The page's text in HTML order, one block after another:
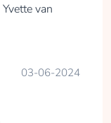
Yvette van
03-06-2024